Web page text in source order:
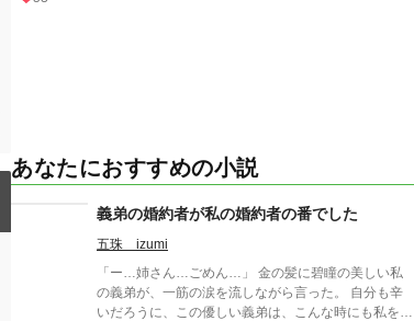
あなたにおすすめの小説
義弟の婚約者が私の婚約者の番でした
五珠 izumi
「ー…姉さん…ごめん…」 金の髪に碧瞳の美しい私
の義弟が、一筋の涙を流しながら言った。 自分も辛
いだろうに、この優しい義弟は、こんな時にも私を気